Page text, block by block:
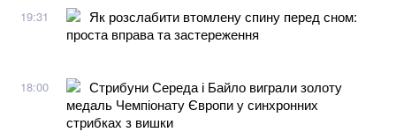
19:31
Як розслабити втомлену спину перед сном:
проста вправа та застереження
18:00
Стрибуни Середа і Байло виграли золоту
медаль Чемпіонату Європи у синхронних
стрибках з вишки